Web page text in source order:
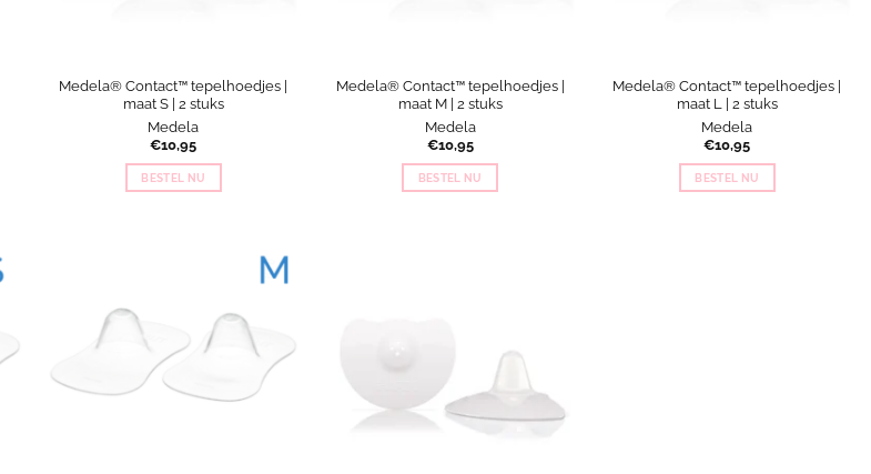
Medela® Contact™ tepelhoedjes |
maat S | 2 stuks
Medela
€10,95
BESTEL NU
Medela® Contact™ tepelhoedjes |
maat M | 2 stuks
Medela
€10,95
BESTEL NU
Medela® Contact™ tepelhoedjes |
maat L | 2 stuks
Medela
€10,95
BESTEL NU